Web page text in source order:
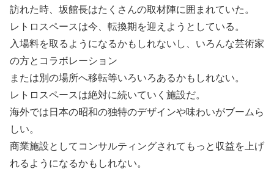
訪れた時、坂館長はたくさんの取材陣に囲まれていた。
レトロスペースは今、転換期を迎えようとしている。
入場料を取るようになるかもしれないし、いろんな芸術家
の方とコラボレーション
または別の場所へ移転等いろいろあるかもしれない。
レトロスペースは絶対に続いていく施設だ。
海外では日本の昭和の独特のデザインや味わいがブームら
しい。
商業施設としてコンサルティングされてもっと収益を上げ
れるようになるかもしれない。